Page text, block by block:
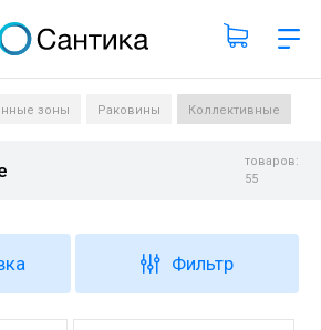
Поиск по каталогу
зоны Раковины Коллективные
товаров:
55
Фильтр